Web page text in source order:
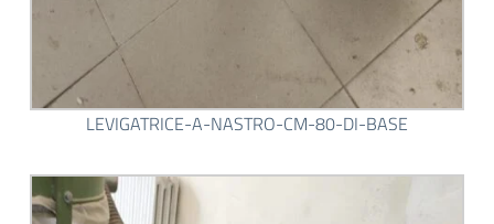
LEVIGATRICE-A-NASTRO-CM-80-DI-BASE